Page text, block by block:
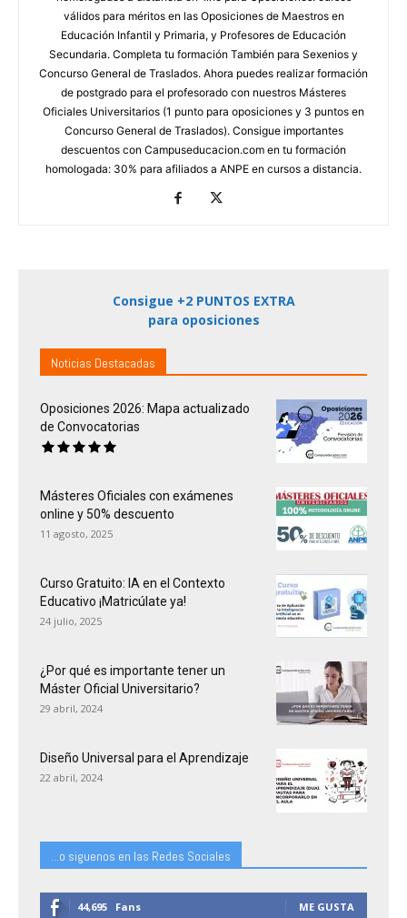
válidos para méritos en las Oposiciones de Maestros en
Educación Infantil y Primaria, y Profesores de Educación
Secundaria. Completa tu formación También para Sexenios y
Concurso General de Traslados. Ahora puedes realizar formación
de postgrado para el profesorado con nuestros Másteres
Oficiales Universitarios (1 punto para oposiciones y 3 puntos en
Concurso General de Traslados). Consigue importantes
descuentos con Campuseducacion.com en tu formación
homologada: 30% para afiliados a ANPE en cursos a distancia.
Consigue +2 PUNTOS EXTRA
para oposiciones
Noticias Destacadas
Oposiciones 2026: Mapa actualizado
de Convocatorias
Másteres Oficiales con exámenes
online y 50% descuento
11 agosto, 2025
Curso Gratuito: IA en el Contexto
Educativo ¡Matricúlate ya!
24 julio, 2025
¿Por qué es importante tener un
Máster Oficial Universitario?
29 abril, 2024
Diseño Universal para el Aprendizaje
22 abril, 2024
...o siguenos en las Redes Sociales
44,695 Fans ME GUSTA